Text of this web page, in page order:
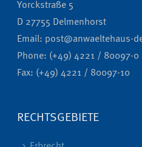
Yorckstraße 5
D 27755 Delmenhorst
Email: post@anwaeltehaus-
Phone: (+49) 4221 / 80097-0
Fax: (+49) 4221 / 80097-10
RECHTSGEBIETE